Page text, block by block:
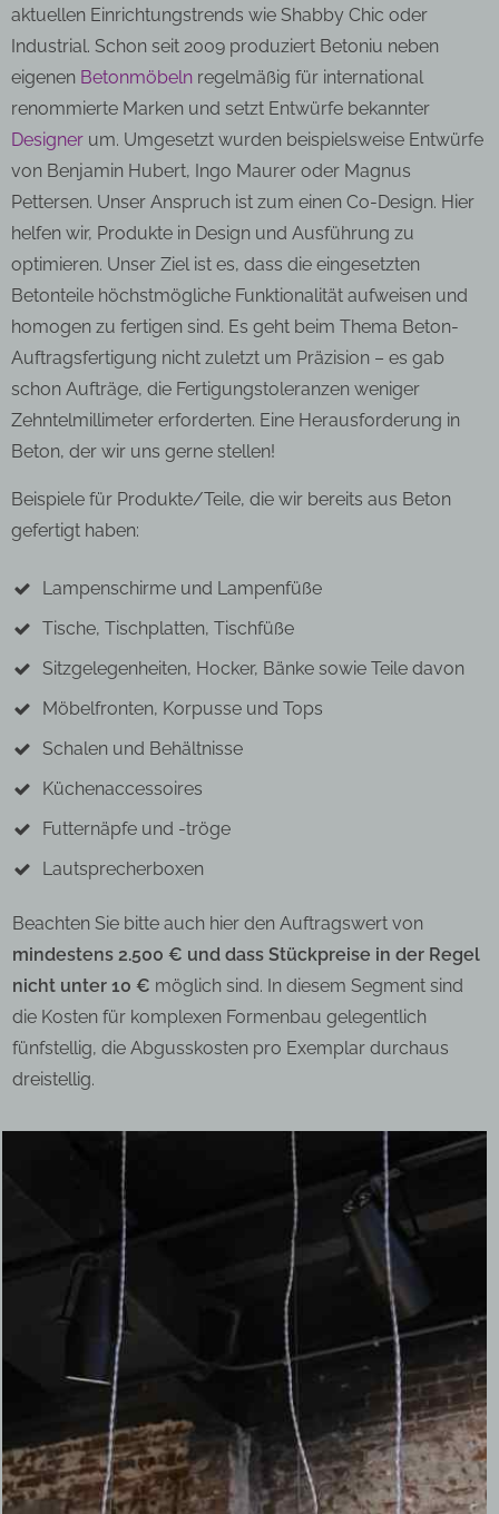
aktuellen Einrichtungstrends wie Shabby Chic oder
Industrial. Schon seit 2009 produziert Betoniu neben
eigenen Betonmöbeln regelmäßig für international
renommierte Marken und setzt Entwürfe bekannter
Designer um. Umgesetzt wurden beispielsweise Entwürfe
von Benjamin Hubert, Ingo Maurer oder Magnus
Pettersen. Unser Anspruch ist zum einen Co-Design. Hier
helfen wir, Produkte in Design und Ausführung zu
optimieren. Unser Ziel ist es, dass die eingesetzten
Betonteile höchstmögliche Funktionalität aufweisen und
homogen zu fertigen sind. Es geht beim Thema Beton-
Auftragsfertigung nicht zuletzt um Präzision – es gab
schon Aufträge, die Fertigungstoleranzen weniger
Zehntelmillimeter erforderten. Eine Herausforderung in
Beton, der wir uns gerne stellen!
Beispiele für Produkte/Teile, die wir bereits aus Beton
gefertigt haben:
Lampenschirme und Lampenfüße
Tische, Tischplatten, Tischfüße
Sitzgelegenheiten, Hocker, Bänke sowie Teile davon
Möbelfronten, Korpusse und Tops
Schalen und Behältnisse
Küchenaccessoires
Futternäpfe und -tröge
Lautsprecherboxen
Beachten Sie bitte auch hier den Auftragswert von
mindestens 2.500 € und dass Stückpreise in der Regel
nicht unter 10 € möglich sind. In diesem Segment sind
die Kosten für komplexen Formenbau gelegentlich
fünfstellig, die Abgusskosten pro Exemplar durchaus
dreistellig.